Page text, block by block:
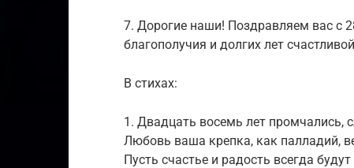
7. Дорогие наши! Поздравляем вас с
благополучия и долгих лет
В стихах:
1. Двадцать восемь лет промчались,
Любовь ваша крепка, как палладий,
Пусть счастье и радость всегда